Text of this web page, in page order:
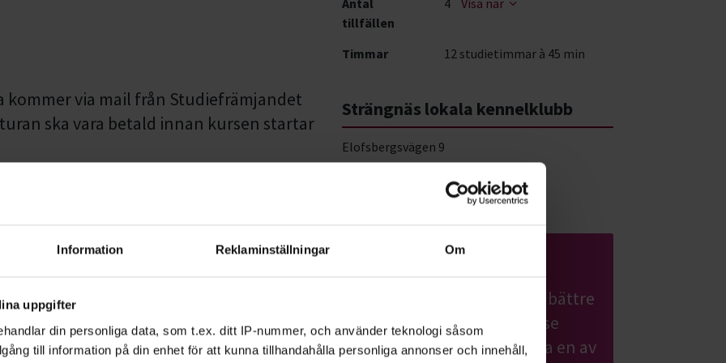
Information Reklaminställningar Om
uppgifter
din personliga data, som t.ex. ditt IP-nummer, och använder teknologi såsom
till information på din enhet för att kunna tillhandahålla personliga annonser och innehåll,
kommer via mail från Studiefrämjandet
ska vara betald innan kursen startar
tillfällen
Timmar 12 studietimmar à 45 min
Strängnäs lokala kennelklubb
Elofsbergsvägen 9
Lär din hund att bli ännu bättre
på att dofta sig fram. I Nose
work får hunden använda en av